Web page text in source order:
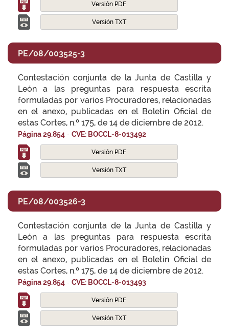
Versión PDF
Versión TXT
PE/08/003525-3
Contestación conjunta de la Junta de Castilla y
León a las preguntas para respuesta escrita
formuladas por varios Procuradores, relacionadas
en el anexo, publicadas en el Boletín Oficial de
estas Cortes, n.º 175, de 14 de diciembre de 2012.
Página 29.854 - CVE: BOCCL-8-013492
Versión PDF
Versión TXT
PE/08/003526-3
Contestación conjunta de la Junta de Castilla y
León a las preguntas para respuesta escrita
formuladas por varios Procuradores, relacionadas
en el anexo, publicadas en el Boletín Oficial de
estas Cortes, n.º 175, de 14 de diciembre de 2012.
Página 29.854 - CVE: BOCCL-8-013493
Versión PDF
Versión TXT